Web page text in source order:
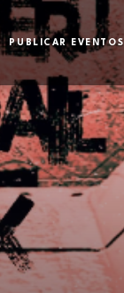
PUBLICAR EVENTOS